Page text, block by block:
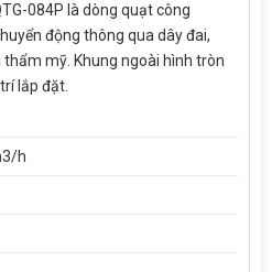
084P là dòng quạt công
động thông qua dây đai,
mỹ. Khung ngoài hình tròn
lắp đặt.
h